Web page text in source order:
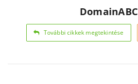
DomainABC
További cikkek megtekintése